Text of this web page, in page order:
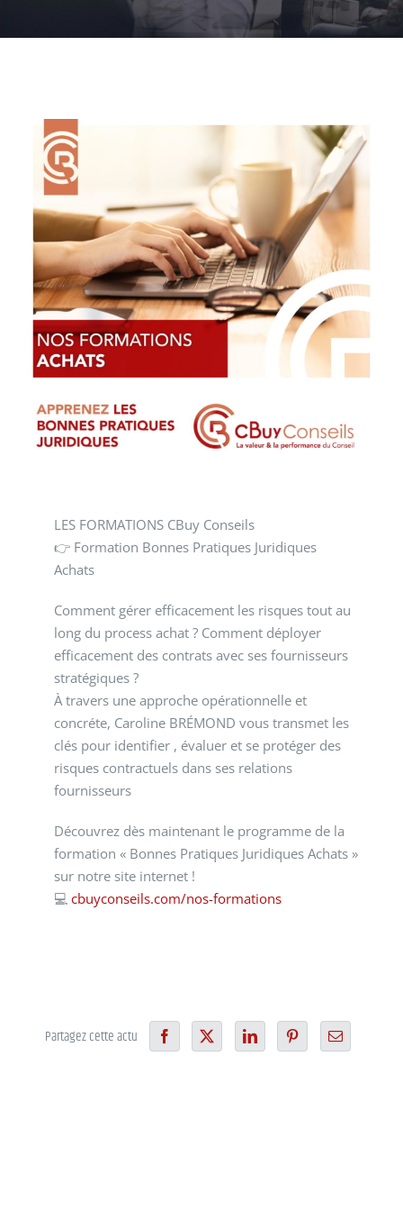
Voir
l'image
agrandie
LES FORMATIONS CBuy Conseils
👉 Formation Bonnes Pratiques Juridiques
Achats
Comment gérer efficacement les risques tout au
long du process achat ? Comment déployer
efficacement des contrats avec ses fournisseurs
stratégiques ?
À travers une approche opérationnelle et
concréte, Caroline BRÉMOND vous transmet les
clés pour identifier , évaluer et se protéger des
risques contractuels dans ses relations
fournisseurs
Découvrez dès maintenant le programme de la
formation « Bonnes Pratiques Juridiques Achats »
sur notre site internet !
💻 cbuyconseils.com/nos-formations
Partagez cette actu